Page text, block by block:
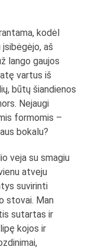
kodėl
aš
lango gaujos
vartus iš
būtų šiandienos
Nejaugi
formomis –
bokalu?
veja su smagiu
atveju
suvirinti
stovai. Man
sutartas ir
kojos ir